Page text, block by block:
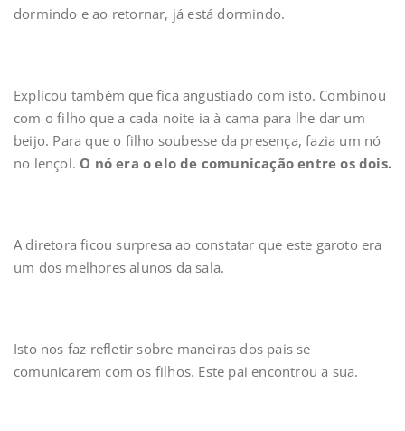
dormindo e ao retornar, já está dormindo.
Explicou também que fica angustiado com isto. Combinou
com o filho que a cada noite ia à cama para lhe dar um
beijo. Para que o filho soubesse da presença, fazia um nó
no lençol. O nó era o elo de comunicação entre os dois.
A diretora ficou surpresa ao constatar que este garoto era
um dos melhores alunos da sala.
Isto nos faz refletir sobre maneiras dos pais se
comunicarem com os filhos. Este pai encontrou a sua.